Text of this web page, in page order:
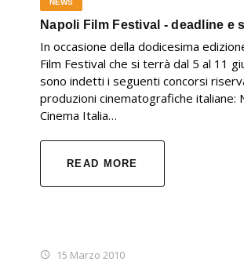
NEWS
Napoli Film Festival - deadline e
In occasione della dodicesima
Film Festival che si terrà dal 5 al 11
sono indetti i seguenti concorsi
produzioni cinematografiche italiane:
Cinema Italia…
READ MORE
15 Marzo 2010